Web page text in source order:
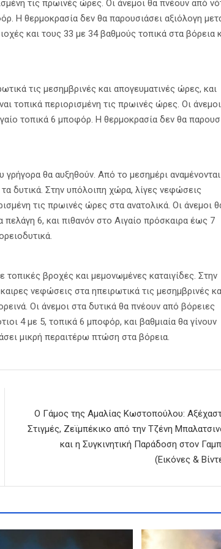
τις πρωινές ώρες. Οι άνεμοι θα πνέουν από
Η θερμοκρασία δεν θα παρουσιάσει αξιόλογη
και τους 33 με 34 βαθμούς τοπικά στα βόρεια
τις μεσημβρινές και απογευματινές ώρες, και
τοπικά περιορισμένη τις πρωινές ώρες. Οι
τοπικά 6 μποφόρ. Η θερμοκρασία δεν θα
γρήγορα θα αυξηθούν. Από το μεσημέρι αναμένονται
δυτικά. Στην υπόλοιπη χώρα, λίγες νεφώσεις
τις πρωινές ώρες στα ανατολικά. Οι άνεμοι
6, και πιθανόν στο Αιγαίο πρόσκαιρα έως 7
τοπικές βροχές και μεμονωμένες καταιγίδες. Στην
νεφώσεις στα ηπειρωτικά τις μεσημβρινές
Οι άνεμοι στα δυτικά θα πνέουν από βόρειες
4 με 5, τοπικά 6 μποφόρ, και βαθμιαία θα γίνουν
μικρή περαιτέρω πτώση στα βόρεια.
Ο Γάμος της Αμαλίας Κωστοπούλου:
Στιγμές, Ζεϊμπέκικο από την Τζένη
και η Συγκινητική Παράδοση στον
(Εικόνες &